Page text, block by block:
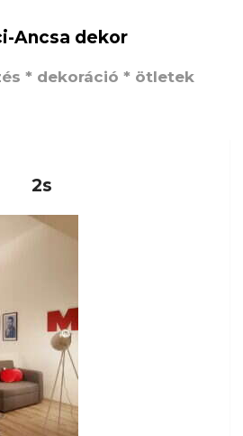
Ancsa dekor
* dekoráció * ötletek
2s